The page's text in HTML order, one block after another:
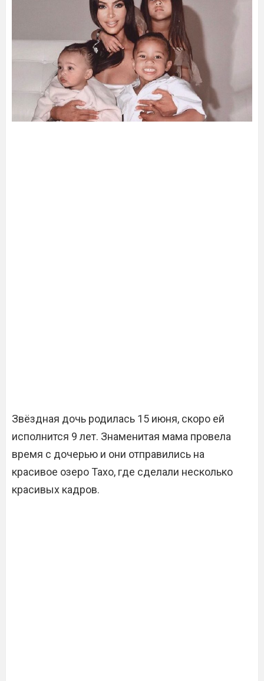
Звёздная дочь родилась 15 июня, скоро ей
исполнится 9 лет. Знаменитая мама провела
время с дочерью и они отправились на
красивое озеро Тахо, где сделали несколько
красивых кадров.